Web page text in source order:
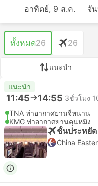
อาทิตย์, 9 ส.ค. จั
ทั้งหมด26 26
แนะนำ
แนะนำ
11:45 14:55 3ชั่วโมง
TNA ท่าอากาศยานจี่หนาน
KMG ท่าอากาศยานคุนหมิง
ชั้นประหยั
China